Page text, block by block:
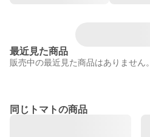
最近見た商品
販売中の最近見た商品はありません。
同じトマトの商品